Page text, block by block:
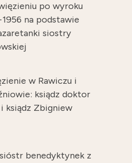
po wyroku
1956 na podstawie
siostry
w Rawiczu i
ksiądz doktor
ksiądz Zbigniew
benedyktynek z